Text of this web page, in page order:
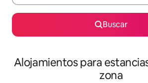
Buscar
Alojamientos para
zona